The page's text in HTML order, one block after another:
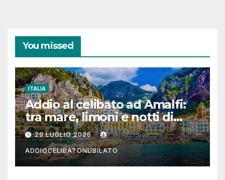
You missed
ITALIA
Addio al celibato ad Amalfi:
tra mare, limoni e notti di
festa in Costiera Amalfitana
29 LUGLIO 2026
ADDIOCELIBATONUBILATO